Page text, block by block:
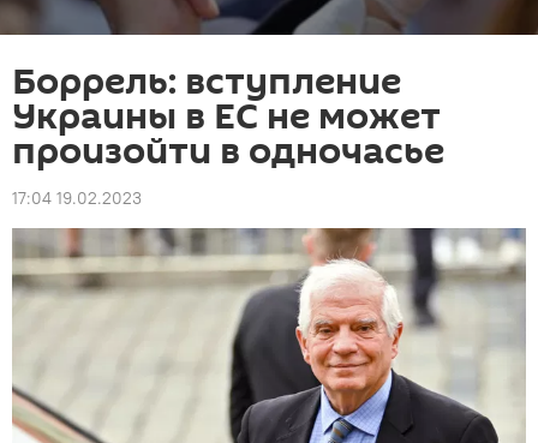
Боррель: вступление
Украины в ЕС не может
произойти в одночасье
17:04 19.02.2023